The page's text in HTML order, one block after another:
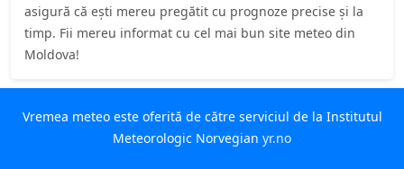
asigură că ești mereu pregătit cu prognoze precise și la
timp. Fii mereu informat cu cel mai bun site meteo din
Moldova!
Vremea meteo este oferită de către serviciul de la Institutul
Meteorologic Norvegian yr.no